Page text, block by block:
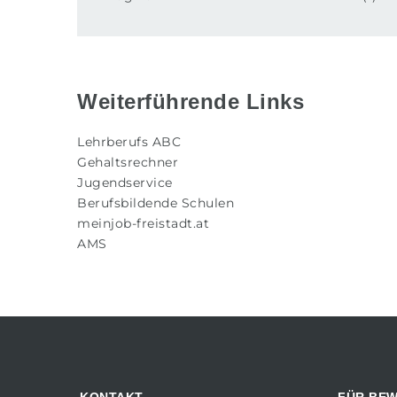
Weiterführende Links
Lehrberufs ABC
Gehaltsrechner
Jugendservice
Berufsbildende Schulen
meinjob-freistadt.at
AMS